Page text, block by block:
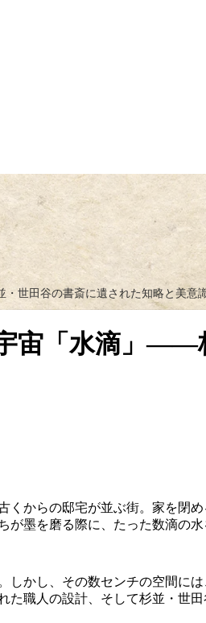
世田谷の書斎に遺された知略と美意
宙「水滴」――
からの邸宅が並ぶ街。家を閉
墨を磨る際に、たった数滴の
かし、その数センチの空間に
職人の設計、そして杉並・世